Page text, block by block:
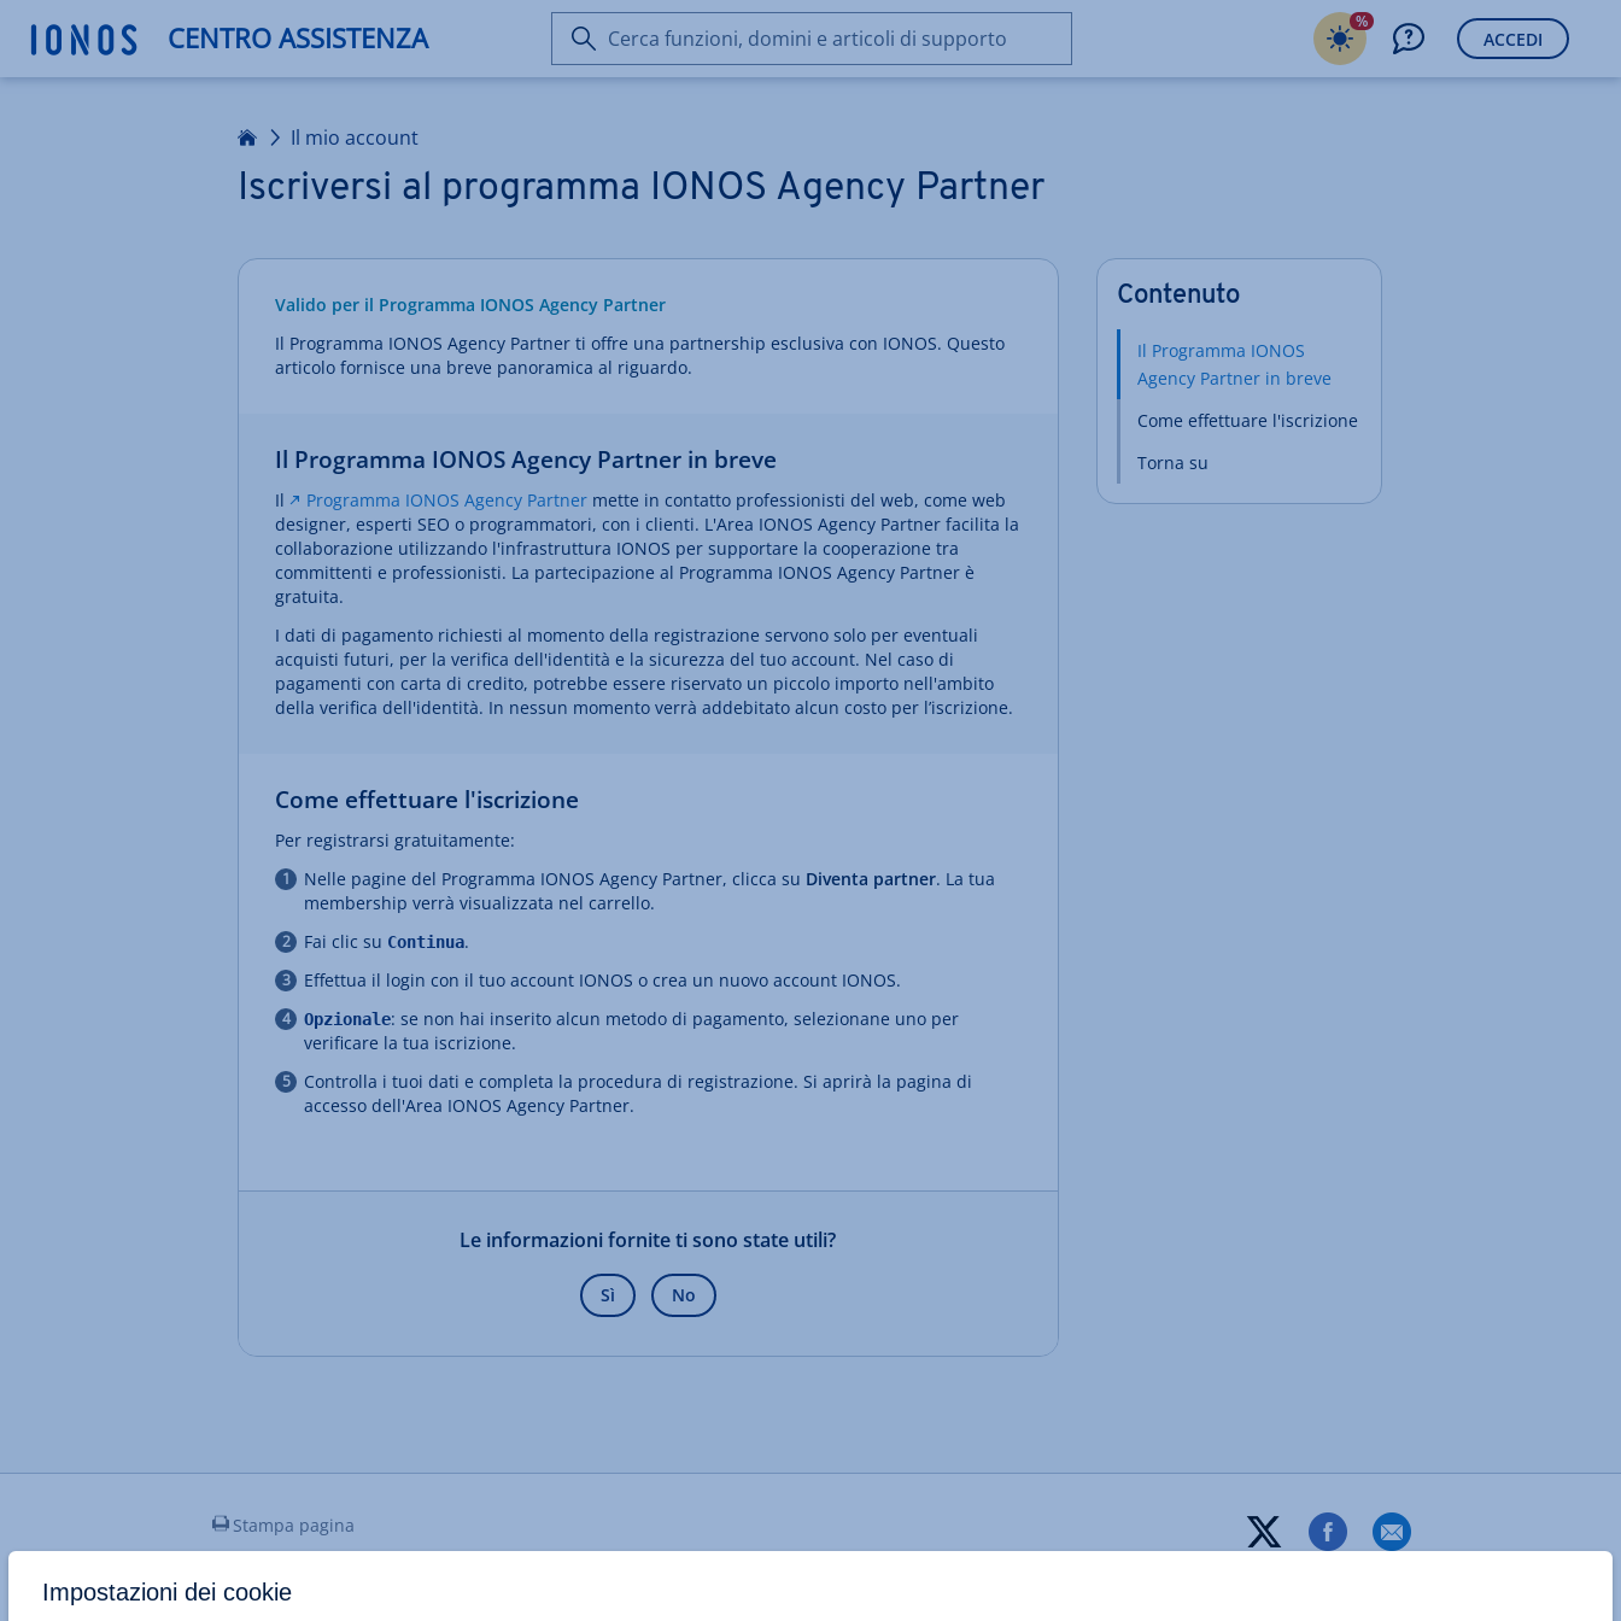
CENTRO ASSISTENZA
Cerca
funzioni,
supporto
%
ACCEDI
Homepage Il mio account
Iscriversi al programma IONOS Agency Partner
Valido per il Programma IONOS Agency Partner
Il Programma IONOS Agency Partner ti offre una partnership esclusiva con IONOS. Questo
articolo fornisce una breve panoramica al riguardo.
Il Programma IONOS Agency Partner in breve
Il Programma IONOS Agency Partner mette in contatto professionisti del web, come web
designer, esperti SEO o programmatori, con i clienti. L'Area IONOS Agency Partner facilita la
collaborazione utilizzando l'infrastruttura IONOS per supportare la cooperazione tra
committenti e professionisti. La partecipazione al Programma IONOS Agency Partner è
gratuita.
I dati di pagamento richiesti al momento della registrazione servono solo per eventuali
acquisti futuri, per la verifica dell'identità e la sicurezza del tuo account. Nel caso di
pagamenti con carta di credito, potrebbe essere riservato un piccolo importo nell'ambito
della verifica dell'identità. In nessun momento verrà addebitato alcun costo per l’iscrizione.
Come effettuare l'iscrizione
Per registrarsi gratuitamente:
Nelle pagine del Programma IONOS Agency Partner, clicca su Diventa partner. La tua
membership verrà visualizzata nel carrello.
Fai clic su Continua.
Effettua il login con il tuo account IONOS o crea un nuovo account IONOS.
Opzionale: se non hai inserito alcun metodo di pagamento, selezionane uno per
verificare la tua iscrizione.
Controlla i tuoi dati e completa la procedura di registrazione. Si aprirà la pagina di
accesso dell'Area IONOS Agency Partner.
Le informazioni fornite ti sono state utili?
Sì No
Contenuto
Il Programma IONOS
Agency Partner in breve
Come effettuare l'iscrizione
Torna su
Stampa pagina
Impostazioni dei cookie